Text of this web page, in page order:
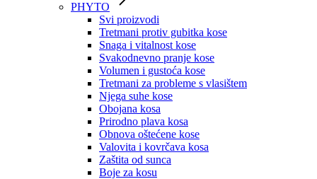
PHYTO
Svi proizvodi
Tretmani protiv gubitka kose
Snaga i vitalnost kose
Svakodnevno pranje kose
Volumen i gustoća kose
Tretmani za probleme s vlasištem
Njega suhe kose
Obojana kosa
Prirodno plava kosa
Obnova oštećene kose
Valovita i kovrčava kosa
Zaštita od sunca
Boje za kosu